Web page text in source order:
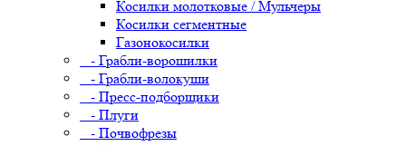
Косилки молотковые / Мульчеры
Косилки сегментные
Газонокосилки
- Грабли-ворошилки
- Грабли-волокуши
- Пресс-подборщики
- Плуги
- Почвофрезы